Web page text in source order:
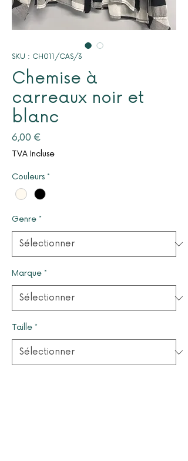
SKU : CH011/CAS/3
Chemise à
carreaux noir et
blanc
6,00 €
TVA Incluse
Couleurs *
Genre *
Marque *
Taille *